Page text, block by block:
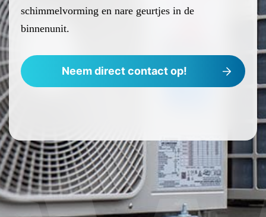
schimmelvorming en nare geurtjes in de
binnenunit.
Neem direct contact op!